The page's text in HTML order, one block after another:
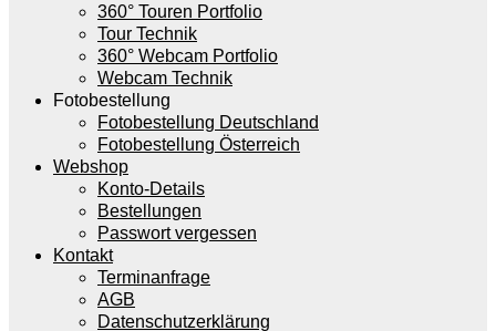
360° Touren Portfolio
Tour Technik
360° Webcam Portfolio
Webcam Technik
Fotobestellung
Fotobestellung Deutschland
Fotobestellung Österreich
Webshop
Konto-Details
Bestellungen
Passwort vergessen
Kontakt
Terminanfrage
AGB
Datenschutzerklärung